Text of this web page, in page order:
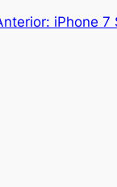
iPhone 7